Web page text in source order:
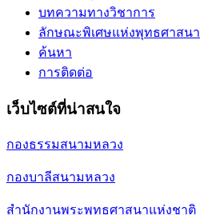
บทความทางวิชาการ
ลักษณะพิเศษแห่งพุทธศาสนา
ค้นหา
การติดต่อ
เว็บไซต์ที่น่าสนใจ
กองธรรมสนามหลวง
กองบาลีสนามหลวง
สำนักงานพระพุทธศาสนาแห่งชาติ